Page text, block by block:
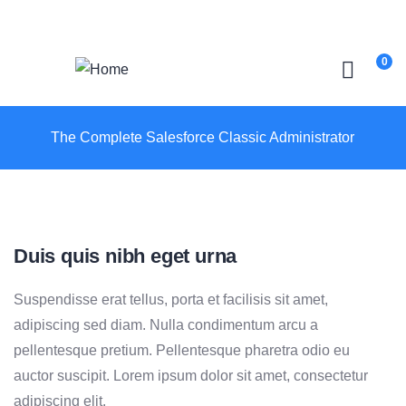
0
The Complete Salesforce Classic Administrator
Duis quis nibh eget urna
Suspendisse erat tellus, porta et facilisis sit amet,
adipiscing sed diam. Nulla condimentum arcu a
pellentesque pretium. Pellentesque pharetra odio eu
auctor suscipit. Lorem ipsum dolor sit amet, consectetur
adipiscing elit.